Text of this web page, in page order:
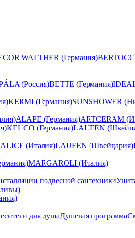
WALTHER (Германия)
(Россия)BETTE (Германия)
KERMI (Германия)SUNSHOWER
ALAPE (Германия)ARTCERAM
KEUCO (Германия)LAUFEN
ALICE (Италия)LAUFEN (Швейцария)
MARGAROLI (Италия)
подвесной сантехники
для душаДушевая программа